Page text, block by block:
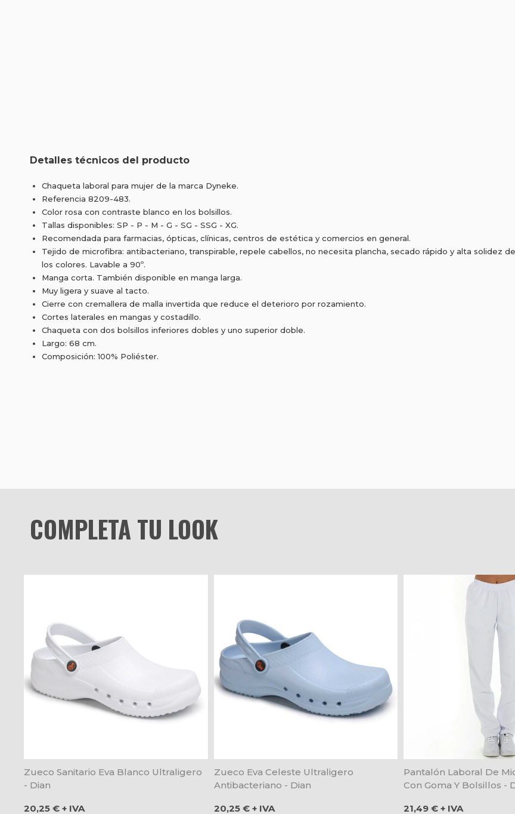
Detalles técnicos del producto
Chaqueta laboral para mujer de la marca Dyneke.
Referencia 8209-483.
Color rosa con contraste blanco en los bolsillos.
Tallas disponibles: SP - P - M - G - SG - SSG - XG.
Recomendada para farmacias, ópticas, clínicas, centros de estética y comercios en general.
Tejido de microfibra: antibacteriano, transpirable, repele cabellos, no necesita plancha, secado rápido y alta solidez de
los colores. Lavable a 90º.
Manga corta. También disponible en manga larga.
Muy ligera y suave al tacto.
Cierre con cremallera de malla invertida que reduce el deterioro por rozamiento.
Cortes laterales en mangas y costadillo.
Chaqueta con dos bolsillos inferiores dobles y uno superior doble.
Largo: 68 cm.
Composición: 100% Poliéster.
COMPLETA TU LOOK
Zueco Sanitario Eva Blanco Ultraligero
- Dian
Precio
20,25 € + IVA
Zueco Eva Celeste Ultraligero
Antibacteriano - Dian
Precio
20,25 € + IVA
Pantalón Laboral De
Con Goma Y Bolsillos -
Precio
21,49 € + IVA